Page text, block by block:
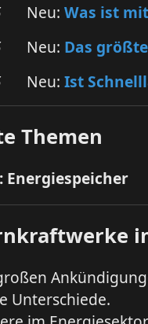
Neu: Was ist
Neu: Das
Neu: Ist
Themen
Energiespeicher
Unterschiede.